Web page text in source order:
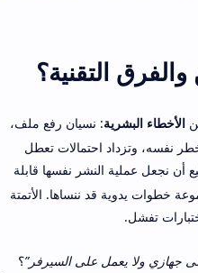
التقنية؟
الأخطاء البشرية: نسيان رفع ملف،
نفسه، وتزداد احتمالات تعطل
أن نجعل عملية النشر نفسها قابلة
خطوات يدوية قد ننساها. الأتمتة
تفشل.
جهازي ولا يعمل على السيرفر”؟